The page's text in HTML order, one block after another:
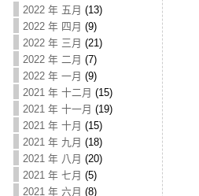
2022 年 五月 (13)
2022 年 四月 (9)
2022 年 三月 (21)
2022 年 二月 (7)
2022 年 一月 (9)
2021 年 十二月 (15)
2021 年 十一月 (19)
2021 年 十月 (15)
2021 年 九月 (18)
2021 年 八月 (20)
2021 年 七月 (5)
2021 年 六月 (8)